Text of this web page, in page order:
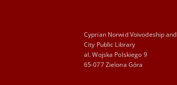
Cyprian Norwid Voivodeship and
City Public Library
al. Wojska Polskiego 9
65-077 Zielona Góra